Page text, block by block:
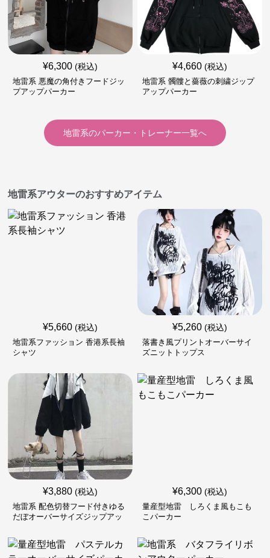
¥6,300 (税込)
地雷系 悪魔の角付きフードジッ
プアップパーカー
¥4,660 (税込)
地雷系 髑髏と薔薇の刺繍ジップ
アップパーカー
地雷系のパーカー・トレーナー一覧へ
地雷系アウターのおすすめアイテム
¥5,660 (税込)
地雷系ファッション 香港系長袖
シャツ
¥5,260 (税込)
落書き風プリントオーバーサイ
ズニットトップス
¥3,880 (税込)
地雷系 配色切替フード付きゆる
だぼオーバーサイズジップアッ
¥6,300 (税込)
量産型地雷 しろくま風もこも
こパーカー